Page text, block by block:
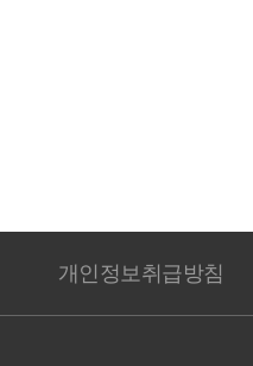
개인정보취급방침